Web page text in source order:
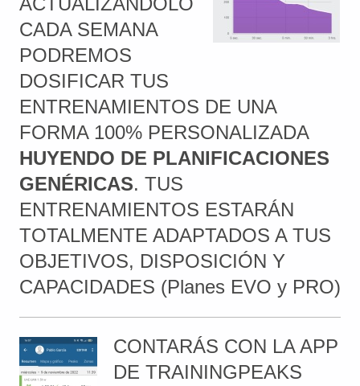
CADA SEMANA
PODREMOS
DOSIFICAR TUS
ENTRENAMIENTOS DE UNA
FORMA 100% PERSONALIZADA
HUYENDO DE PLANIFICACIONES
GENÉRICAS. TUS
ENTRENAMIENTOS ESTARÁN
TOTALMENTE ADAPTADOS A TUS
OBJETIVOS, DISPOSICIÓN Y
CAPACIDADES (Planes EVO y PRO)
CONTARÁS CON LA APP
DE TRAININGPEAKS